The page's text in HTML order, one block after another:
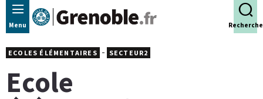
Panneau de gestion des cookies
Menu Recherche
Ecole
ECOLES ÉLÉMENTAIRES - SECTEUR2